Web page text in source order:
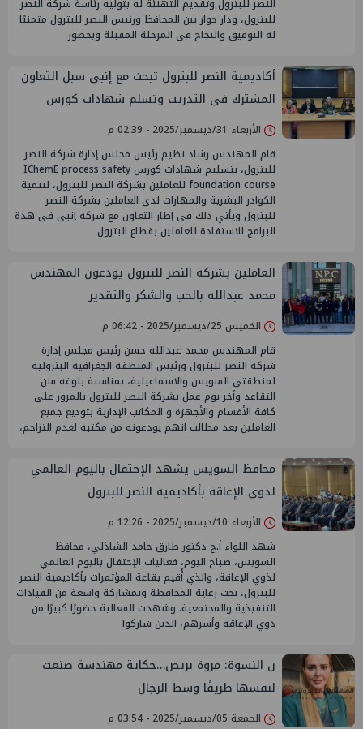
النصر للبترول وتقديم التهنئة له بتوليه رئاسة شركة النصر
للبترول، ودار حوار بين المحافظ ورئيس النصر للبترول متمنيًا
له التوفيق والنجاح فى المرحلة المقبلة وبحضور
أكاديمية النصر للبترول تبحث مع إنبى سبل التعاون
المشترك فى التدريب وتسلم شهادات كورس
IChemE
الأربعاء 31/ديسمبر/2025 - 02:39 م
قام المهندس رشاد نظيم رئيس مجلس إدارة شركة النصر
للبترول، بتسليم شهادات كورس IChemE process safety
foundation course للعاملين بشركة النصر للبترول، لتنمية
الكوادر البشرية والمهارات لدى العاملين بشركة النصر
للبترول ويأتي ذلك فى إطار التعاون مع شركة إنبى فى هذة
البرامج للاستفادة للعاملين بقطاع البترول
العاملين بشركة النصر للبترول يودعون المهندس
محمد عبدالله بالحب والشكر والتقدير
الخميس 25/ديسمبر/2025 - 06:42 م
قام المهندس محمد عبدالله حسن رئيس مجلس إدارة
شركة النصر للبترول ورئيس المنطقة الجغرافية البترولية
لمنطقتى السويس والاسماعيلية، بمناسبة بلوغه سن
التقاعد وأخر يوم عمل بشركة النصر للبترول بالمرور على
كافة الأقسام والأجهزة و المكاتب الإدارية بتوديع جميع
العاملين بعد مطالب انهم يودعونه من مكتبه لعدم التزاحم،
محافظ السويس يشهد الإحتفال باليوم العالمي
لذوي الإعاقة بأكاديمية النصر للبترول
الأربعاء 10/ديسمبر/2025 - 12:26 م
شهد اللواء أ.ح دكتور طارق حامد الشاذلي، محافظ
السويس، صباح اليوم، فعاليات الإحتفال باليوم العالمي
لذوي الإعاقة، والذي أُقيم بقاعة المؤتمرات بأكاديمية النصر
للبترول، تحت رعاية المحافظة وبمشاركة واسعة من القيادات
التنفيذية والمجتمعية. وشهدت الفعالية حضورًا كبيرًا من
ذوي الإعاقة وأسرهم، الذين شاركوا
ن النسوة: مروة بريص…حكاية مهندسة صنعت
لنفسها طريقًا وسط الرجال
الجمعة 05/ديسمبر/2025 - 03:54 م